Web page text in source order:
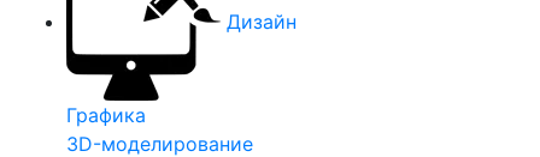
Дизайн
Графика
3D-моделирование